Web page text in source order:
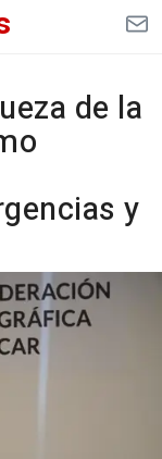
de la
y